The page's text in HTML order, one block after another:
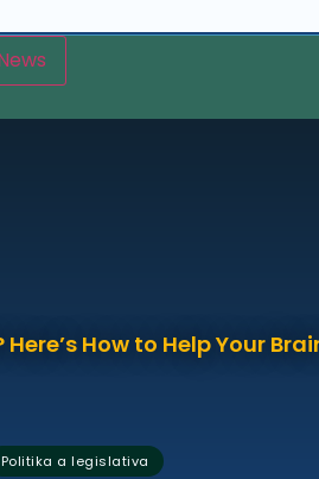
How to Help Your
Politika a legislativa